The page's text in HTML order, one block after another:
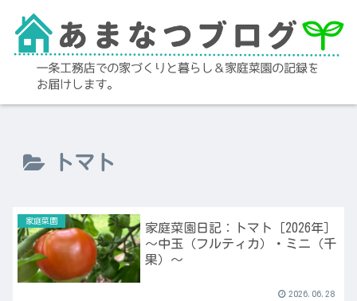
トマト
家庭菜園
家庭菜園日記：トマト［2026年］
～中玉（フルティカ）・ミニ（千
果）～
2026.06.28